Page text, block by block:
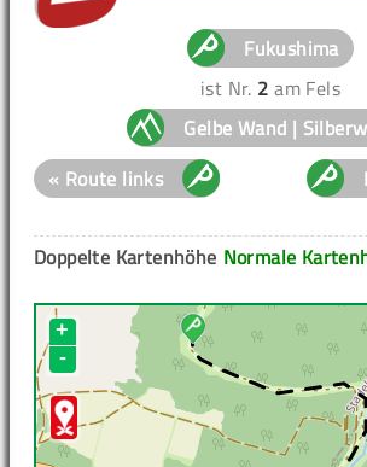
Fukushima
ist Nr. 2 am Fels
Gelbe Wand |
« Route links
Normale
Doppelte Kartenhöhe
+
-